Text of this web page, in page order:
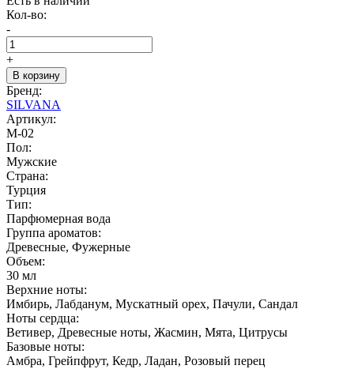
Кол-во:
-
+
В корзину
Бренд:
SILVANA
Артикул:
M-02
Пол:
Мужские
Страна:
Турция
Тип:
Парфюмерная вода
Группа ароматов:
Древесные, Фужерные
Объем:
30 мл
Верхние ноты:
Имбирь, Лабданум, Мускатный орех, Пачули, Сандал
Ноты сердца:
Ветивер, Древесные ноты, Жасмин, Мята, Цитрусы
Базовые ноты:
Амбра, Грейпфрут, Кедр, Ладан, Розовый перец